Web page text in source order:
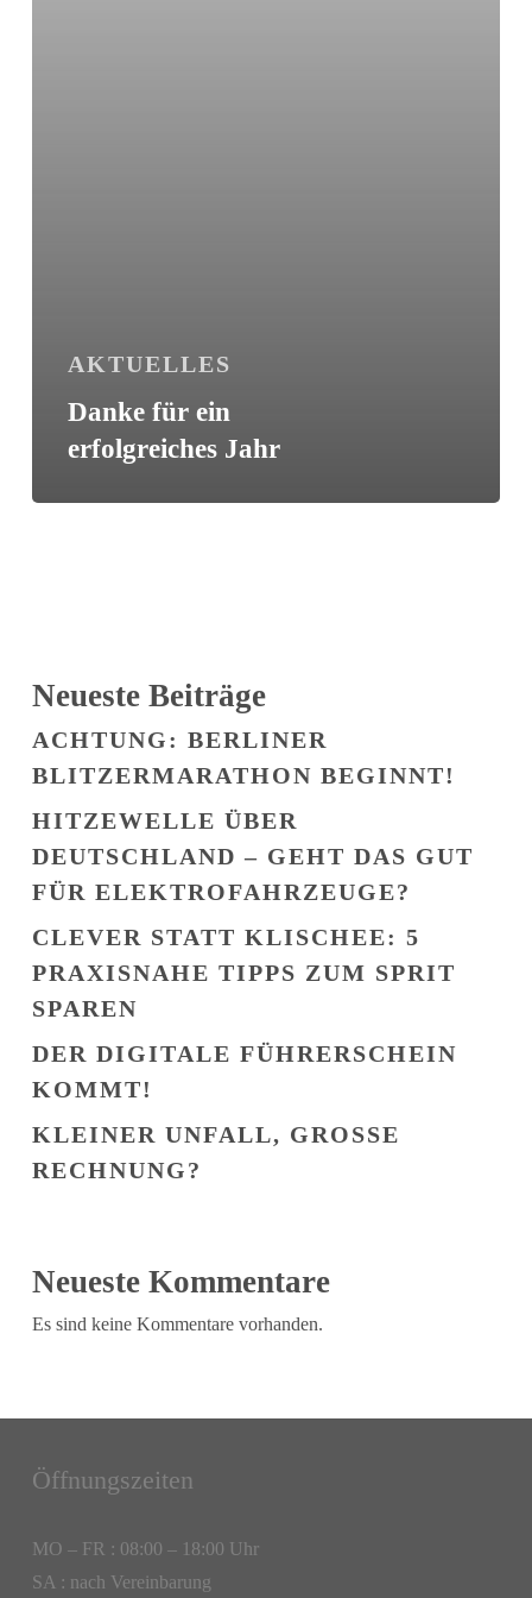
AKTUELLES
Danke für ein
erfolgreiches Jahr
Neueste Beiträge
ACHTUNG: BERLINER
BLITZERMARATHON BEGINNT!
HITZEWELLE ÜBER
DEUTSCHLAND – GEHT DAS GUT
FÜR ELEKTROFAHRZEUGE?
CLEVER STATT KLISCHEE: 5
PRAXISNAHE TIPPS ZUM SPRIT
SPAREN
DER DIGITALE FÜHRERSCHEIN
KOMMT!
KLEINER UNFALL, GROSSE R
ECHNUNG?
Neueste Kommentare
Es sind keine Kommentare vorhanden.
Öffnungszeiten
MO – FR : 08:00 – 18:00 Uhr
SA : nach Vereinbarung